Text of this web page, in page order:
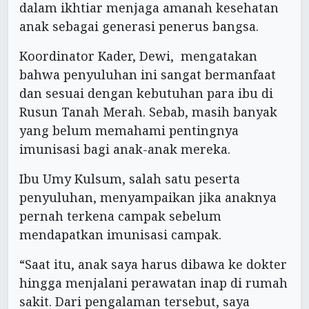
dalam ikhtiar menjaga amanah kesehatan
anak sebagai generasi penerus bangsa.
Koordinator Kader, Dewi, mengatakan
bahwa penyuluhan ini sangat bermanfaat
dan sesuai dengan kebutuhan para ibu di
Rusun Tanah Merah. Sebab, masih banyak
yang belum memahami pentingnya
imunisasi bagi anak-anak mereka.
Ibu Umy Kulsum, salah satu peserta
penyuluhan, menyampaikan jika anaknya
pernah terkena campak sebelum
mendapatkan imunisasi campak.
“Saat itu, anak saya harus dibawa ke dokter
hingga menjalani perawatan inap di rumah
sakit. Dari pengalaman tersebut, saya